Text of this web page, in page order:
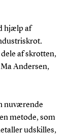
hjælp af
af skrotten,
Andersen,
nuværende
metode, som
udskilles,